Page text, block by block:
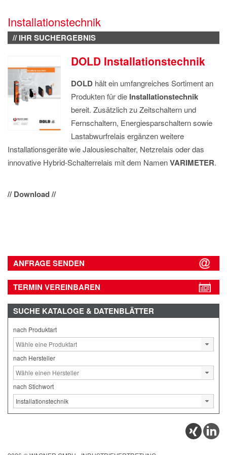
DATENSCHUTZ
Installationstechnik
// IHR SUCHERGEBNIS
DOLD Installationstechnik
DOLDhält ein umfangreiches Sortiment an
Produkten für die Installationstechnik
bereit. Zusätzlich zu Zeitschaltern und
Fernschaltern, Energiesparschaltern sowie
Lastabwurfrelais ergänzen weitere
Installationsgeräte wie Jalousieschalter, Netzrelais oder das
innovative Hybrid-Schalterrelais mit dem NamenVARIMETER.
// Download //
ANFRAGE SENDEN
TERMIN VEREINBAREN
SUCHE KATALOGE & DATENBLÄTTER
nach Produktart
nach Hersteller
nach Stichwort